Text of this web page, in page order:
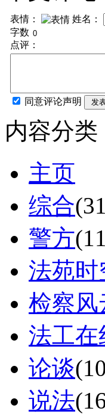
表情： 姓名：
字数
点评：
同意评论声明 发
内容分类
主页
综合
警方
法苑时
检察风
法工在
论谈
说法